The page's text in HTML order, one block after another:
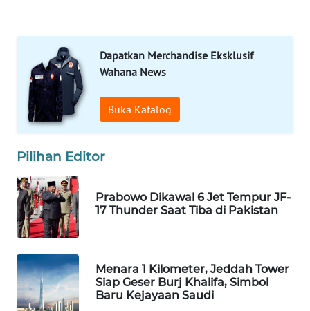
Dapatkan Merchandise Eksklusif
Wahana News
Buka Katalog
Pilihan Editor
Prabowo Dikawal 6 Jet Tempur JF-
17 Thunder Saat Tiba di Pakistan
Menara 1 Kilometer, Jeddah Tower
Siap Geser Burj Khalifa, Simbol
Baru Kejayaan Saudi
WN
MANDALIKA
WN
LIKUPANG
LABUANBAJO
WN
BORNEO
Wahana
Media
Group